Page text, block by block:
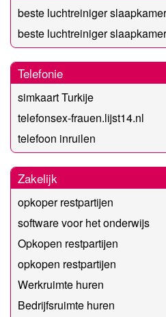
beste luchtreiniger slaapkamer
beste luchtreiniger slaapkamer
Telefonie
simkaart Turkije
telefonsex-frauen.lijst14.nl
telefoon inruilen
Zakelijk
opkoper restpartijen
software voor het onderwijs
Opkopen restpartijen
opkopen restpartijen
Werkruimte huren
Bedrijfsruimte huren